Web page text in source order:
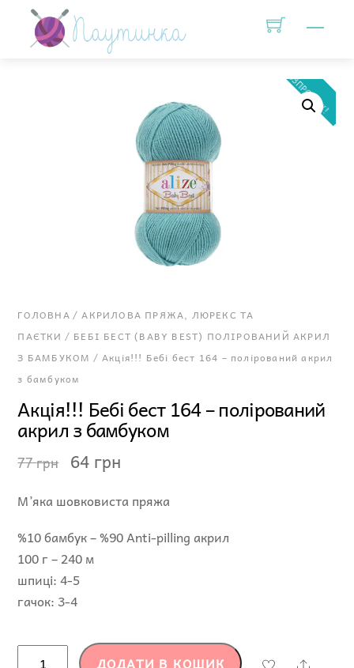
content
РОЗПРОДАЖ!
ГОЛОВНА/АКРИЛОВА ПРЯЖА, ЛЮРЕКС ТА
ПАЄТКИ / БЕБІ БЕСТ (BABY BEST) ПОЛІРОВАНИЙ АКРИЛ
З БАМБУКОМ / Акція!!! Бебі бест 164 – полірований акрил
з бамбуком
Акція!!! Бебі бест 164 – полірований
акрил з бамбуком
77грн Оригінальна
77 грн.
64 грнПоточна
64 грн.
М’яка шовковиста пряжа
%10 бамбук – %90 Anti-pilling акрил
100 г – 240 м
шпиці: 4-5
гачок: 3-4
ДОДАТИ В КОШИК